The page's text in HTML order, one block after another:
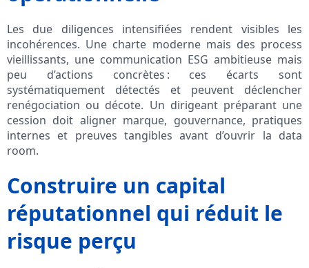
Les due diligences intensifiées rendent visibles les
incohérences. Une charte moderne mais des process
vieillissants, une communication ESG ambitieuse mais
peu d’actions concrètes : ces écarts sont
systématiquement détectés et peuvent déclencher
renégociation ou décote. Un dirigeant préparant une
cession doit aligner marque, gouvernance, pratiques
internes et preuves tangibles avant d’ouvrir la data
room.
Construire un capital
réputationnel qui réduit le
risque perçu